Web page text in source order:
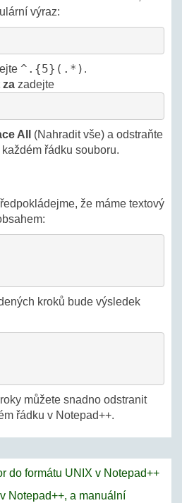
výraz:
^.{5}(.*) .
za zadejte
All
(Nahradit vše) a odstraňte
řádku souboru.
že máme textový
kroků bude výsledek
můžete snadno odstranit
řádku v Notepad++.
do formátu UNIX v Notepad++
Notepad++, a manuální